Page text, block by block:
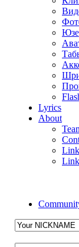
Lyrics
About